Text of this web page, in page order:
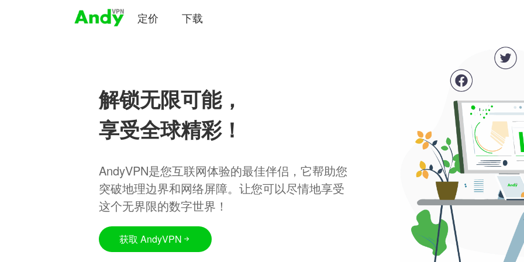
定价 下载
解锁无限可能，
享受全球精彩！
AndyVPN是您互联网体验的最佳伴侣，它帮助您
突破地理边界和网络屏障。让您可以尽情地享受
这个无界限的数字世界！
获取 AndyVPN